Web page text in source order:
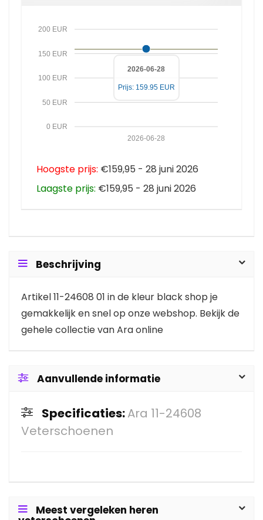
0 EUR
50 EUR
100 EUR
150 EUR
200 EUR
2026-06-28
2026-06-28
Prijs: 159.95 EUR
Hoogste prijs: €159,95 - 28 juni 2026
Laagste prijs: €159,95 - 28 juni 2026
Beschrijving
Artikel 11-24608 01 in de kleur black shop je
gemakkelijk en snel op onze webshop. Bekijk de
gehele collectie van Ara online
Aanvullende informatie
Specificaties:Ara 11-24608
Veterschoenen
Meest vergeleken heren